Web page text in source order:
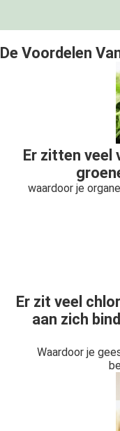
De Voordelen
Er zitten veel
waardoor je
Er zit veel
aan zich
Waardoor je